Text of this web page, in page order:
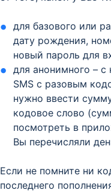
для базового или
дату рождения,
новый пароль для
для анонимного –
SMS с разовым
нужно ввести
кодовое слово
посмотреть в
Вы перечисляли
Если не помните ни
последнего